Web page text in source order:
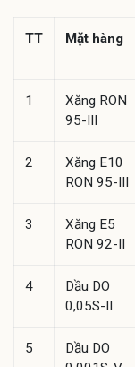
TT Mặt hàng
1
Xăng RON
95-III
2
Xăng E10
RON 95-III
3
Xăng E5
RON 92-II
4
Dầu DO
0,05S-II
5
Dầu DO